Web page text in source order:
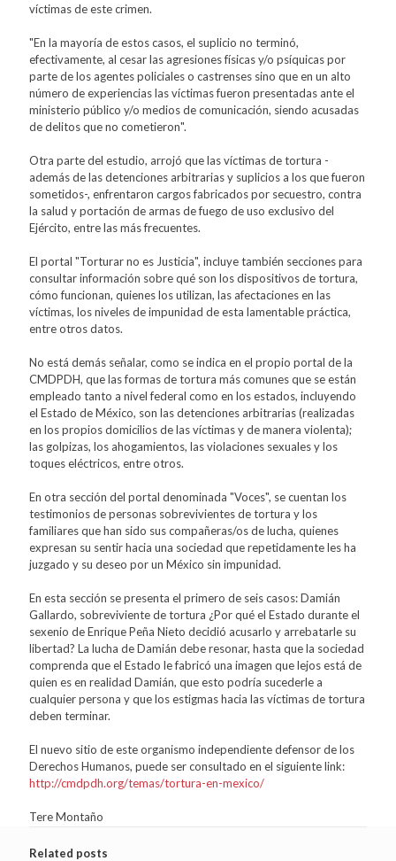
víctimas de este crimen.
"En la mayoría de estos casos, el suplicio no terminó,
efectivamente, al cesar las agresiones físicas y/o psíquicas por
parte de los agentes policiales o castrenses sino que en un alto
número de experiencias las víctimas fueron presentadas ante el
ministerio público y/o medios de comunicación, siendo acusadas
de delitos que no cometieron".
Otra parte del estudio, arrojó que las víctimas de tortura -
además de las detenciones arbitrarias y suplicios a los que fueron
sometidos-, enfrentaron cargos fabricados por secuestro, contra
la salud y portación de armas de fuego de uso exclusivo del
Ejército, entre las más frecuentes.
El portal "Torturar no es Justicia", incluye también secciones para
consultar información sobre qué son los dispositivos de tortura,
cómo funcionan, quienes los utilizan, las afectaciones en las
víctimas, los niveles de impunidad de esta lamentable práctica,
entre otros datos.
No está demás señalar, como se indica en el propio portal de la
CMDPDH, que las formas de tortura más comunes que se están
empleado tanto a nivel federal como en los estados, incluyendo
el Estado de México, son las detenciones arbitrarias (realizadas
en los propios domicilios de las víctimas y de manera violenta);
las golpizas, los ahogamientos, las violaciones sexuales y los
toques eléctricos, entre otros.
En otra sección del portal denominada "Voces", se cuentan los
testimonios de personas sobrevivientes de tortura y los
familiares que han sido sus compañeras/os de lucha, quienes
expresan su sentir hacia una sociedad que repetidamente les ha
juzgado y su deseo por un México sin impunidad.
En esta sección se presenta el primero de seis casos: Damián
Gallardo, sobreviviente de tortura ¿Por qué el Estado durante el
sexenio de Enrique Peña Nieto decidió acusarlo y arrebatarle su
libertad? La lucha de Damián debe resonar, hasta que la sociedad
comprenda que el Estado le fabricó una imagen que lejos está de
quien es en realidad Damián, que esto podría sucederle a
cualquier persona y que los estigmas hacia las víctimas de tortura
deben terminar.
El nuevo sitio de este organismo independiente defensor de los
Derechos Humanos, puede ser consultado en el siguiente link:
http://cmdpdh.org/temas/tortura-en-mexico/
Tere Montaño
Related posts